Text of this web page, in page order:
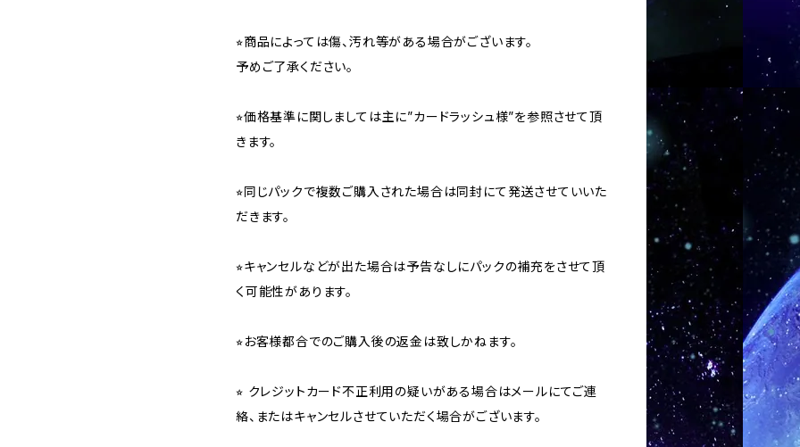
⭐︎商品によっては傷、汚れ等がある場合がございます。
予めご了承ください。
⭐︎価格基準に関しましては主に”カードラッシュ様”を参照させて頂
きます。
⭐︎同じパックで複数ご購入された場合は同封にて発送させていいた
だきます。
⭐︎キャンセルなどが出た場合は予告なしにパックの補充をさせて頂
く可能性があります。
⭐︎お客様都合でのご購入後の返金は致しかねます。
⭐︎ クレジットカード不正利用の疑いがある場合はメールにてご連
絡、またはキャンセルさせていただく場合がございます。